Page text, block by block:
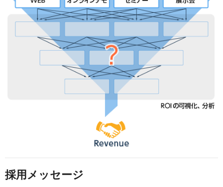
採用メッセージ